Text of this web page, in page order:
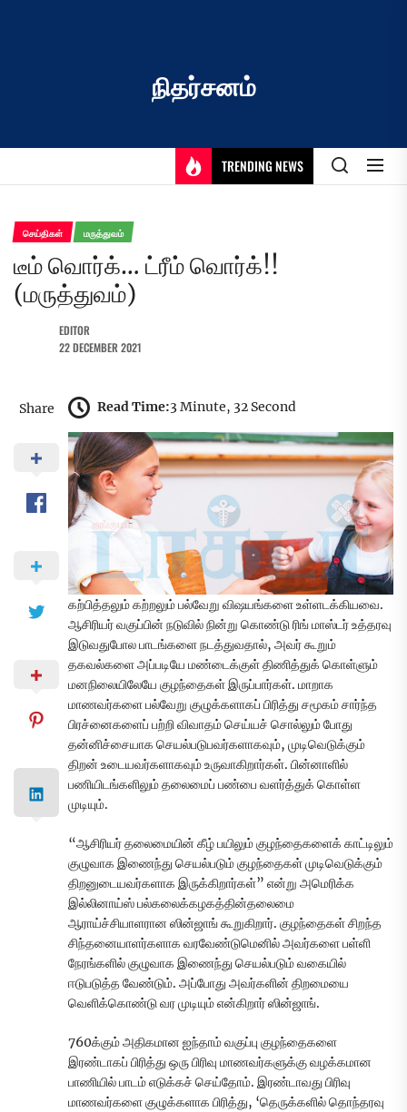
நிதர்சனம்
TRENDING NEWS
செய்திகள் மருத்துவம்
டீம் வொர்க்… ட்ரீம் வொர்க்!!
(மருத்துவம்)
EDITOR
22 DECEMBER 2021
Share Read Time:3 Minute, 32 Second
கற்பித்தலும் கற்றலும் பல்வேறு விஷயங்களை உள்ளடக்கியவை.
ஆசிரியர் வகுப்பின் நடுவில் நின்று கொண்டு ரிங் மாஸ்டர் உத்தரவு
இடுவதுபோல பாடங்களை நடத்துவதால், அவர் கூறும்
தகவல்களை அப்படியே மண்டைக்குள் திணித்துக் கொள்ளும்
மனநிலையிலேயே குழந்தைகள் இருப்பார்கள். மாறாக
மாணவர்களை பல்வேறு குழுக்களாகப் பிரித்து சமூகம் சார்ந்த
பிரச்னைகளைப் பற்றி விவாதம் செய்யச் சொல்லும் போது
தன்னிச்சையாக செயல்படுபவர்களாகவும், முடிவெடுக்கும்
திறன் உடையவர்களாகவும் உருவாகிறார்கள். பின்னாளில்
பணியிடங்களிலும் தலைமைப் பண்பை வளர்த்துக் கொள்ள
முடியும்.
“ஆசிரியர் தலைமையின் கீழ் பயிலும் குழந்தைகளைக் காட்டிலும்
குழுவாக இணைந்து செயல்படும் குழந்தைகள் முடிவெடுக்கும்
திறனுடையவர்களாக இருக்கிறார்கள்” என்று அமெரிக்க
இல்லினாய்ஸ் பல்கலைக்கழகத்தின்தலைமை
ஆராய்ச்சியாளரான ஸின்ஜாங் கூறுகிறார். குழந்தைகள் சிறந்த
சிந்தனையாளர்களாக வரவேண்டுமெனில் அவர்களை பள்ளி
நேரங்களில் குழுவாக இணைந்து செயல்படும் வகையில்
ஈடுபடுத்த வேண்டும். அப்போது அவர்களின் திறமையை
வெளிக்கொண்டு வர முடியும் என்கிறார் ஸின்ஜாங்.
760க்கும் அதிகமான ஐந்தாம் வகுப்பு குழந்தைகளை
இரண்டாகப் பிரித்து ஒரு பிரிவு மாணவர்களுக்கு வழக்கமான
பாணியில் பாடம் எடுக்கச் செய்தோம். இரண்டாவது பிரிவு
மாணவர்களை குழுக்களாக பிரித்து, ‘தெருக்களில் தொந்தரவு